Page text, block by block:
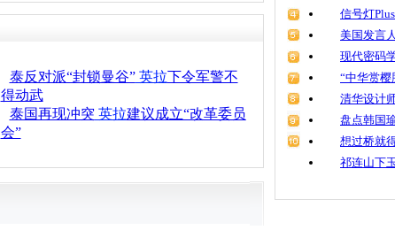
泰反对派“封锁曼谷”英拉下令军警不
得动武
泰国再现冲突 英拉建议成立“改革委员
会”
信号灯
美国发言
现代密码
“中华赏
清华设计
盘点韩国
想过桥就
祁连山下